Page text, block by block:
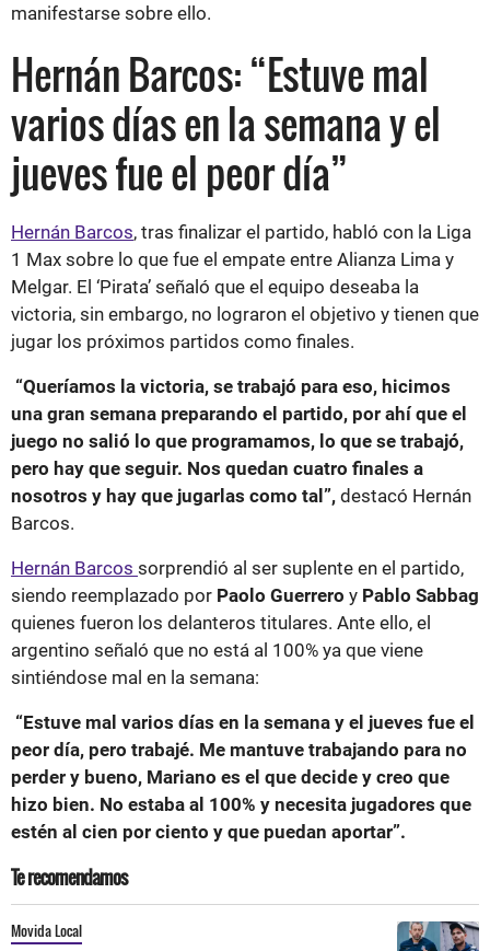
manifestarse sobre ello.
Hernán Barcos: “Estuve mal
varios días en la semana y el
jueves fue el peor día”
Hernán Barcos, tras finalizar el partido, habló con la Liga
1 Max sobre lo que fue el empate entre Alianza Lima y
Melgar. El ‘Pirata’ señaló que el equipo deseaba la
victoria, sin embargo, no lograron el objetivo y tienen que
jugar los próximos partidos como finales.
“Queríamos la victoria, se trabajó para eso, hicimos
una gran semana preparando el partido, por ahí que el
juego no salió lo que programamos, lo que se trabajó,
pero hay que seguir. Nos quedan cuatro finales a
nosotros y hay que jugarlas como tal”, destacó Hernán
Barcos.
Hernán Barcos sorprendió al ser suplente en el partido,
siendo reemplazado por Paolo Guerrero y Pablo Sabbag
quienes fueron los delanteros titulares. Ante ello, el
argentino señaló que no está al 100% ya que viene
sintiéndose mal en la semana:
“Estuve mal varios días en la semana y el jueves fue el
peor día, pero trabajé. Me mantuve trabajando para no
perder y bueno, Mariano es el que decide y creo que
hizo bien. No estaba al 100% y necesita jugadores que
estén al cien por ciento y que puedan aportar”.
Te recomendamos
Movida Local